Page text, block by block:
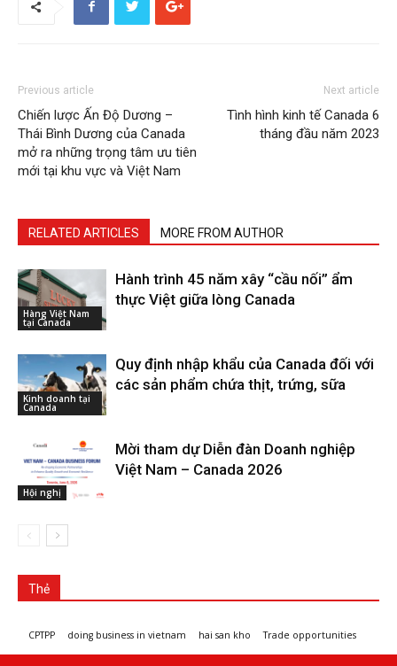
Previous article
Chiến lược Ấn Độ Dương –
Thái Bình Dương của Canada
mở ra những trọng tâm ưu tiên
mới tại khu vực và Việt Nam
Next article
Tình hình kinh tế Canada 6
tháng đầu năm 2023
RELATED ARTICLES MORE FROM AUTHOR
Hàng Việt Nam
tại Canada
Hành trình 45 năm xây “cầu nối” ẩm
thực Việt giữa lòng Canada
Kinh doanh tại
Canada
Quy định nhập khẩu của Canada đối với
các sản phẩm chứa thịt, trứng, sữa
Hội nghị
Mời tham dự Diễn đàn Doanh nghiệp
Việt Nam – Canada 2026
Thẻ
CPTPP doing business in vietnam hai san kho Trade opportunities